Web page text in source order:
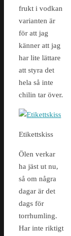
frukt i vodkan
varianten är
för att jag
känner att jag
har lite lättare
att styra det
hela så inte
chilin tar över.
Etikettskiss
Ölen verkar
ha jäst ut nu,
så om några
dagar är det
dags för
torrhumling.
Har inte riktigt